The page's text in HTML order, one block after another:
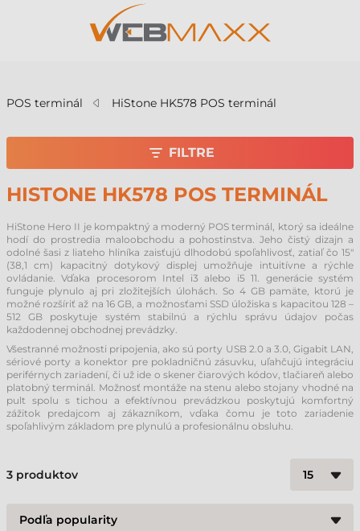
POS terminál HiStone HK578 POS terminál
HISTONE HK578 POS TERMINÁL
HiStone Hero II je kompaktný a moderný POS terminál, ktorý sa ideálne
hodí do prostredia maloobchodu a pohostinstva. Jeho čistý dizajn a
odolné šasi z liateho hliníka zaisťujú dlhodobú spoľahlivosť, zatiaľ čo 15"
(38,1 cm) kapacitný dotykový displej umožňuje intuitívne a rýchle
ovládanie. Vďaka procesorom Intel i3 alebo i5 11. generácie systém
funguje plynulo aj pri zložitejších úlohách. So 4 GB pamäte, ktorú je
možné rozšíriť až na 16 GB, a možnosťami SSD úložiska s kapacitou 128 –
512 GB poskytuje systém stabilnú a rýchlu správu údajov počas
každodennej obchodnej prevádzky.
Všestranné možnosti pripojenia, ako sú porty USB 2.0 a 3.0, Gigabit LAN,
sériové porty a konektor pre pokladničnú zásuvku, uľahčujú integráciu
periférnych zariadení, či už ide o skener čiarových kódov, tlačiareň alebo
platobný terminál. Možnosť montáže na stenu alebo stojany vhodné na
pult spolu s tichou a efektívnou prevádzkou poskytujú komfortný
zážitok predajcom aj zákazníkom, vďaka čomu je toto zariadenie
spoľahlivým základom pre plynulú a profesionálnu obsluhu.
3 produktov
FILTRE